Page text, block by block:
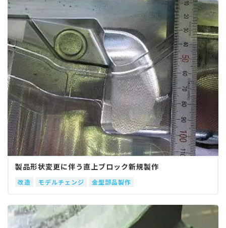
製品形状変更に伴う直上ブロック新規製作
改造 モデルチェンジ 金型部品製作